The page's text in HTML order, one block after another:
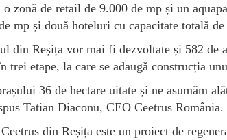
o zonă de retail de 9.000 de mp și un
mp și două hoteluri cu capacitate totală de
din Reșița vor mai fi dezvoltate și 582 de
trei etape, la care se adaugă construcția
36 de hectare uitate și ne asumăm
Tatian Diaconu, CEO Ceetrus România.
din Reșița este un proiect de